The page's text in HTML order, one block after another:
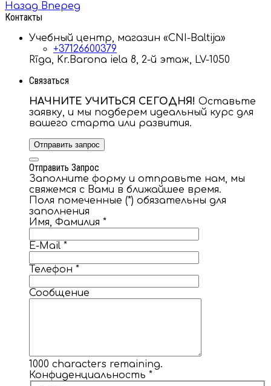
Назад Вперед
Контакты
Учебный центр, магазин «CNI-Baltija»
+37126600379
Rīga, Kr.Barona iela 8, 2-й этаж, LV-1050
Связаться
НАЧНИТЕ УЧИТЬСЯ СЕГОДНЯ! Оставьте
заявку, и мы подберем идеальный курс для
вашего старта или развития.
Отправить запрос
Отправить Запрос
Заполните форму и отправьте нам, мы
свяжемся с Вами в ближайшее время.
Поля помеченные (*) обязательны для
заполнения
Имя, Фамилия *
E-Mail *
Телефон *
Сообщение
1000 characters remaining.
Конфиденциальность *